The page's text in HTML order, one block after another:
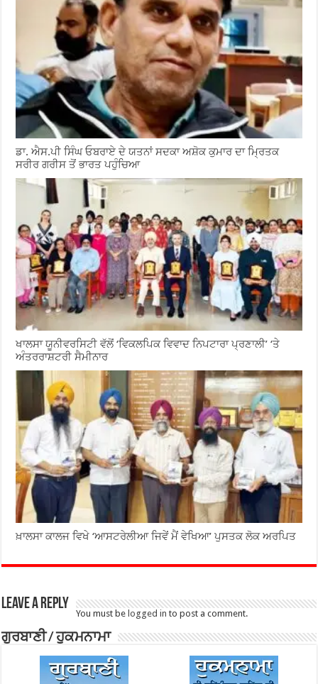
ਡਾ. ਐਸ.ਪੀ ਸਿੰਘ ਓਬਰਾਏ ਦੇ ਯਤਨਾਂ ਸਦਕਾ ਅਸ਼ੋਕ ਕੁਮਾਰ ਦਾ ਮ੍ਰਿਤਕ
ਸਰੀਰ ਗਰੀਸ ਤੋਂ ਭਾਰਤ ਪਹੁੰਚਿਆ
ਖਾਲਸਾ ਯੂਨੀਵਰਸਿਟੀ ਵੱਲੋਂ ‘ਵਿਕਲਪਿਕ ਵਿਵਾਦ ਨਿਪਟਾਰਾ ਪ੍ਰਣਾਲੀ’ ‘ਤੇ
ਅੰਤਰਰਾਸ਼ਟਰੀ ਸੈਮੀਨਾਰ
ਖ਼ਾਲਸਾ ਕਾਲਜ ਵਿਖੇ ‘ਆਸਟਰੇਲੀਆ ਜਿਵੇਂ ਮੈਂ ਵੇਖਿਆ’ ਪੁਸਤਕ ਲੋਕ ਅਰਪਿਤ
Leave a Reply
You must be logged in to post a comment.
ਗੁਰਬਾਣੀ / ਹੁਕਮਨਾਮਾ